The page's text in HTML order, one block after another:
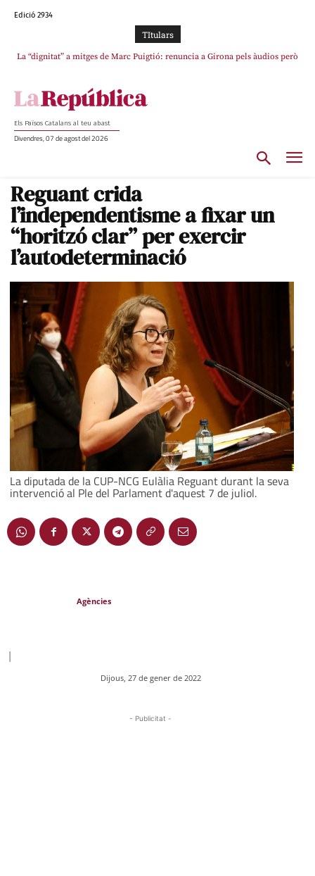
Edició 2934
TItulars
La “dignitat” a mitges de Marc Puigtió: renuncia a Girona pels àudios però
Junts exigeix que Catalunya quedi “fora” del repartiment dels menors
Els Països Catalans al teu abast
Divendres, 07 de agost del 2026
Reguant crida
l’independentisme a fixar un
“horitzó clar” per exercir
l’autodeterminació
La diputada de la CUP-NCG Eulàlia Reguant durant la seva
intervenció al Ple del Parlament d'aquest 7 de juliol.
Agències
|
Dijous, 27 de gener de 2022
- Publicitat -